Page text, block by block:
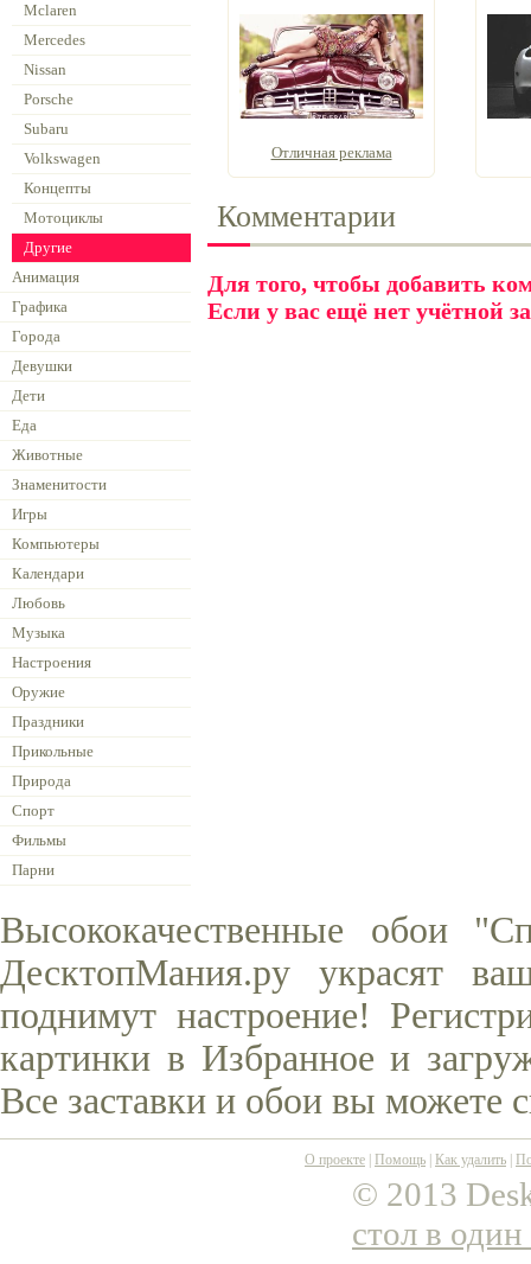
Mclaren
Mercedes
Nissan
Porsche
Subaru
Volkswagen
Концепты
Мотоциклы
Другие
Анимация
Графика
Города
Девушки
Дети
Еда
Животные
Знаменитости
Игры
Компьютеры
Календари
Любовь
Музыка
Настроения
Оружие
Праздники
Прикольные
Природа
Спорт
Фильмы
Парни
Отличная реклама
Комментарии
Для того, чтобы добавить
Если у вас ещё нет учётной
Высококачественные обои
ДесктопМания.ру украсят
поднимут настроение!
картинки в Избранное и
Все заставки и обои вы можете
О проекте Помощь Как удалить
© 2013
стол в